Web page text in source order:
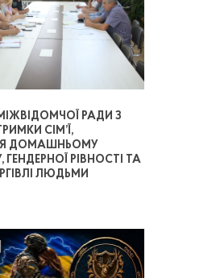
РАДИ З
СІМ’Ї,
ДОМАШНЬОМУ
ГЕНДЕРНОЇ РІВНОСТІ ТА
ЛЮДЬМИ